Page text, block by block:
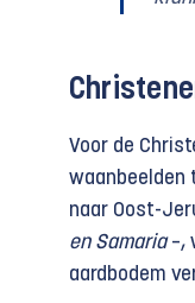
Voor de
waanbeelden
naar Oost-
en Samaria–,
aardbodem